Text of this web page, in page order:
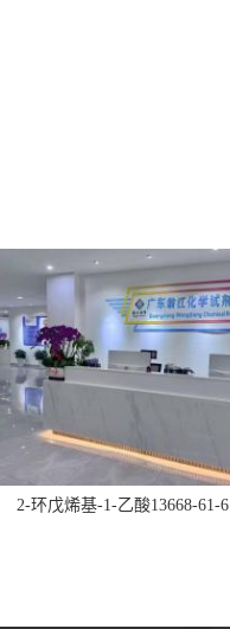
2-环戊烯基-1-乙酸13668-61-6